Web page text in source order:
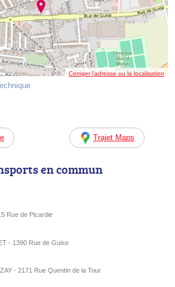
Corriger l’adresse ou la localisation
Trajet Maps
en commun
Rue de Picardie
- 1390 Rue de Guise
- 2171 Rue Quentin de la Tour